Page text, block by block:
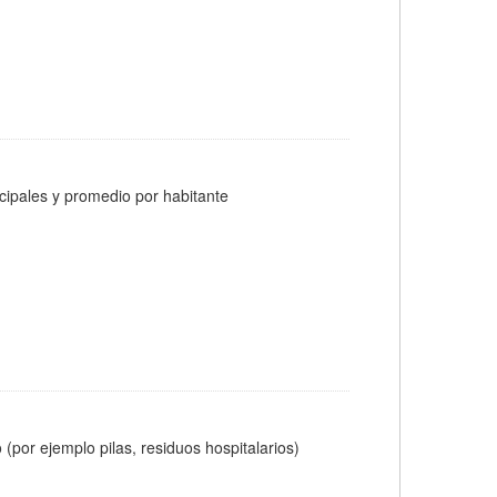
y promedio por habitante
ejemplo pilas, residuos hospitalarios)